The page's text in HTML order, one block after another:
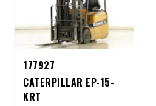
177927
CATERPILLAR EP-15-
KRT